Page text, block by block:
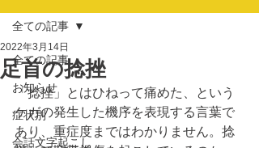
全ての記事
お知らせ
症状別
会話文字起こし
全ての記事
足首の捻挫
2022年3月14日
「捻挫」とはひねって痛めた、という
ケガの発生した機序を表現する言葉で
あり、重症度まではわかりません。捻